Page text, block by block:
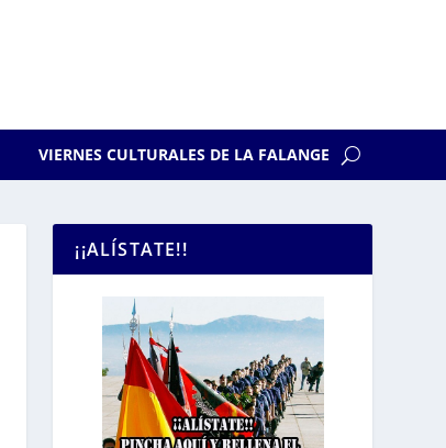
VIERNES CULTURALES DE LA FALANGE
¡¡ALÍSTATE!!